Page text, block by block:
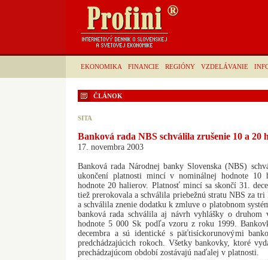
EKONOMIKA FINANCIE REGIÓNY VZDELÁVANIE
ČLÁNOK
SITA
Banková rada NBS schválila zrušenie 10 a 20
17. novembra 2003
Banková rada Národnej banky Slovenska (NBS)
ukončení platnosti mincí v nominálnej hodnote
hodnote 20 halierov. Platnosť mincí sa skončí 31.
tiež prerokovala a schválila priebežnú stratu NBS za
a schválila znenie dodatku k zmluve o platobnom
banková rada schválila aj návrh vyhlášky o druhom
hodnote 5 000 Sk podľa vzoru z roku 1999.
decembra a sú identické s päťtisíckorunovými
predchádzajúcich rokoch. Všetky bankovky, ktoré
prechádzajúcom období zostávajú naďalej v platnosti.